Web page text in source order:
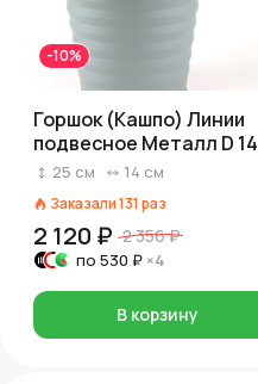
-10%
Горшок (Кашпо) Линии
подвесное Металл D 14
см H 12/24,5 см Голубой
25 см 14 см
Заказали131 раз
2 120 ₽ 2 356 ₽
по 530 ₽ ×4
В корзину